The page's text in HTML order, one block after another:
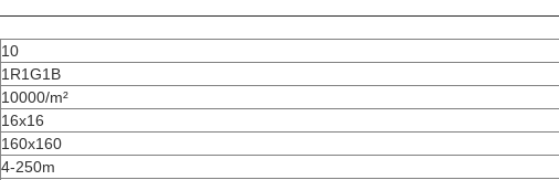
10
1R1G1B
10000/m²
16x16
160x160
4-250m